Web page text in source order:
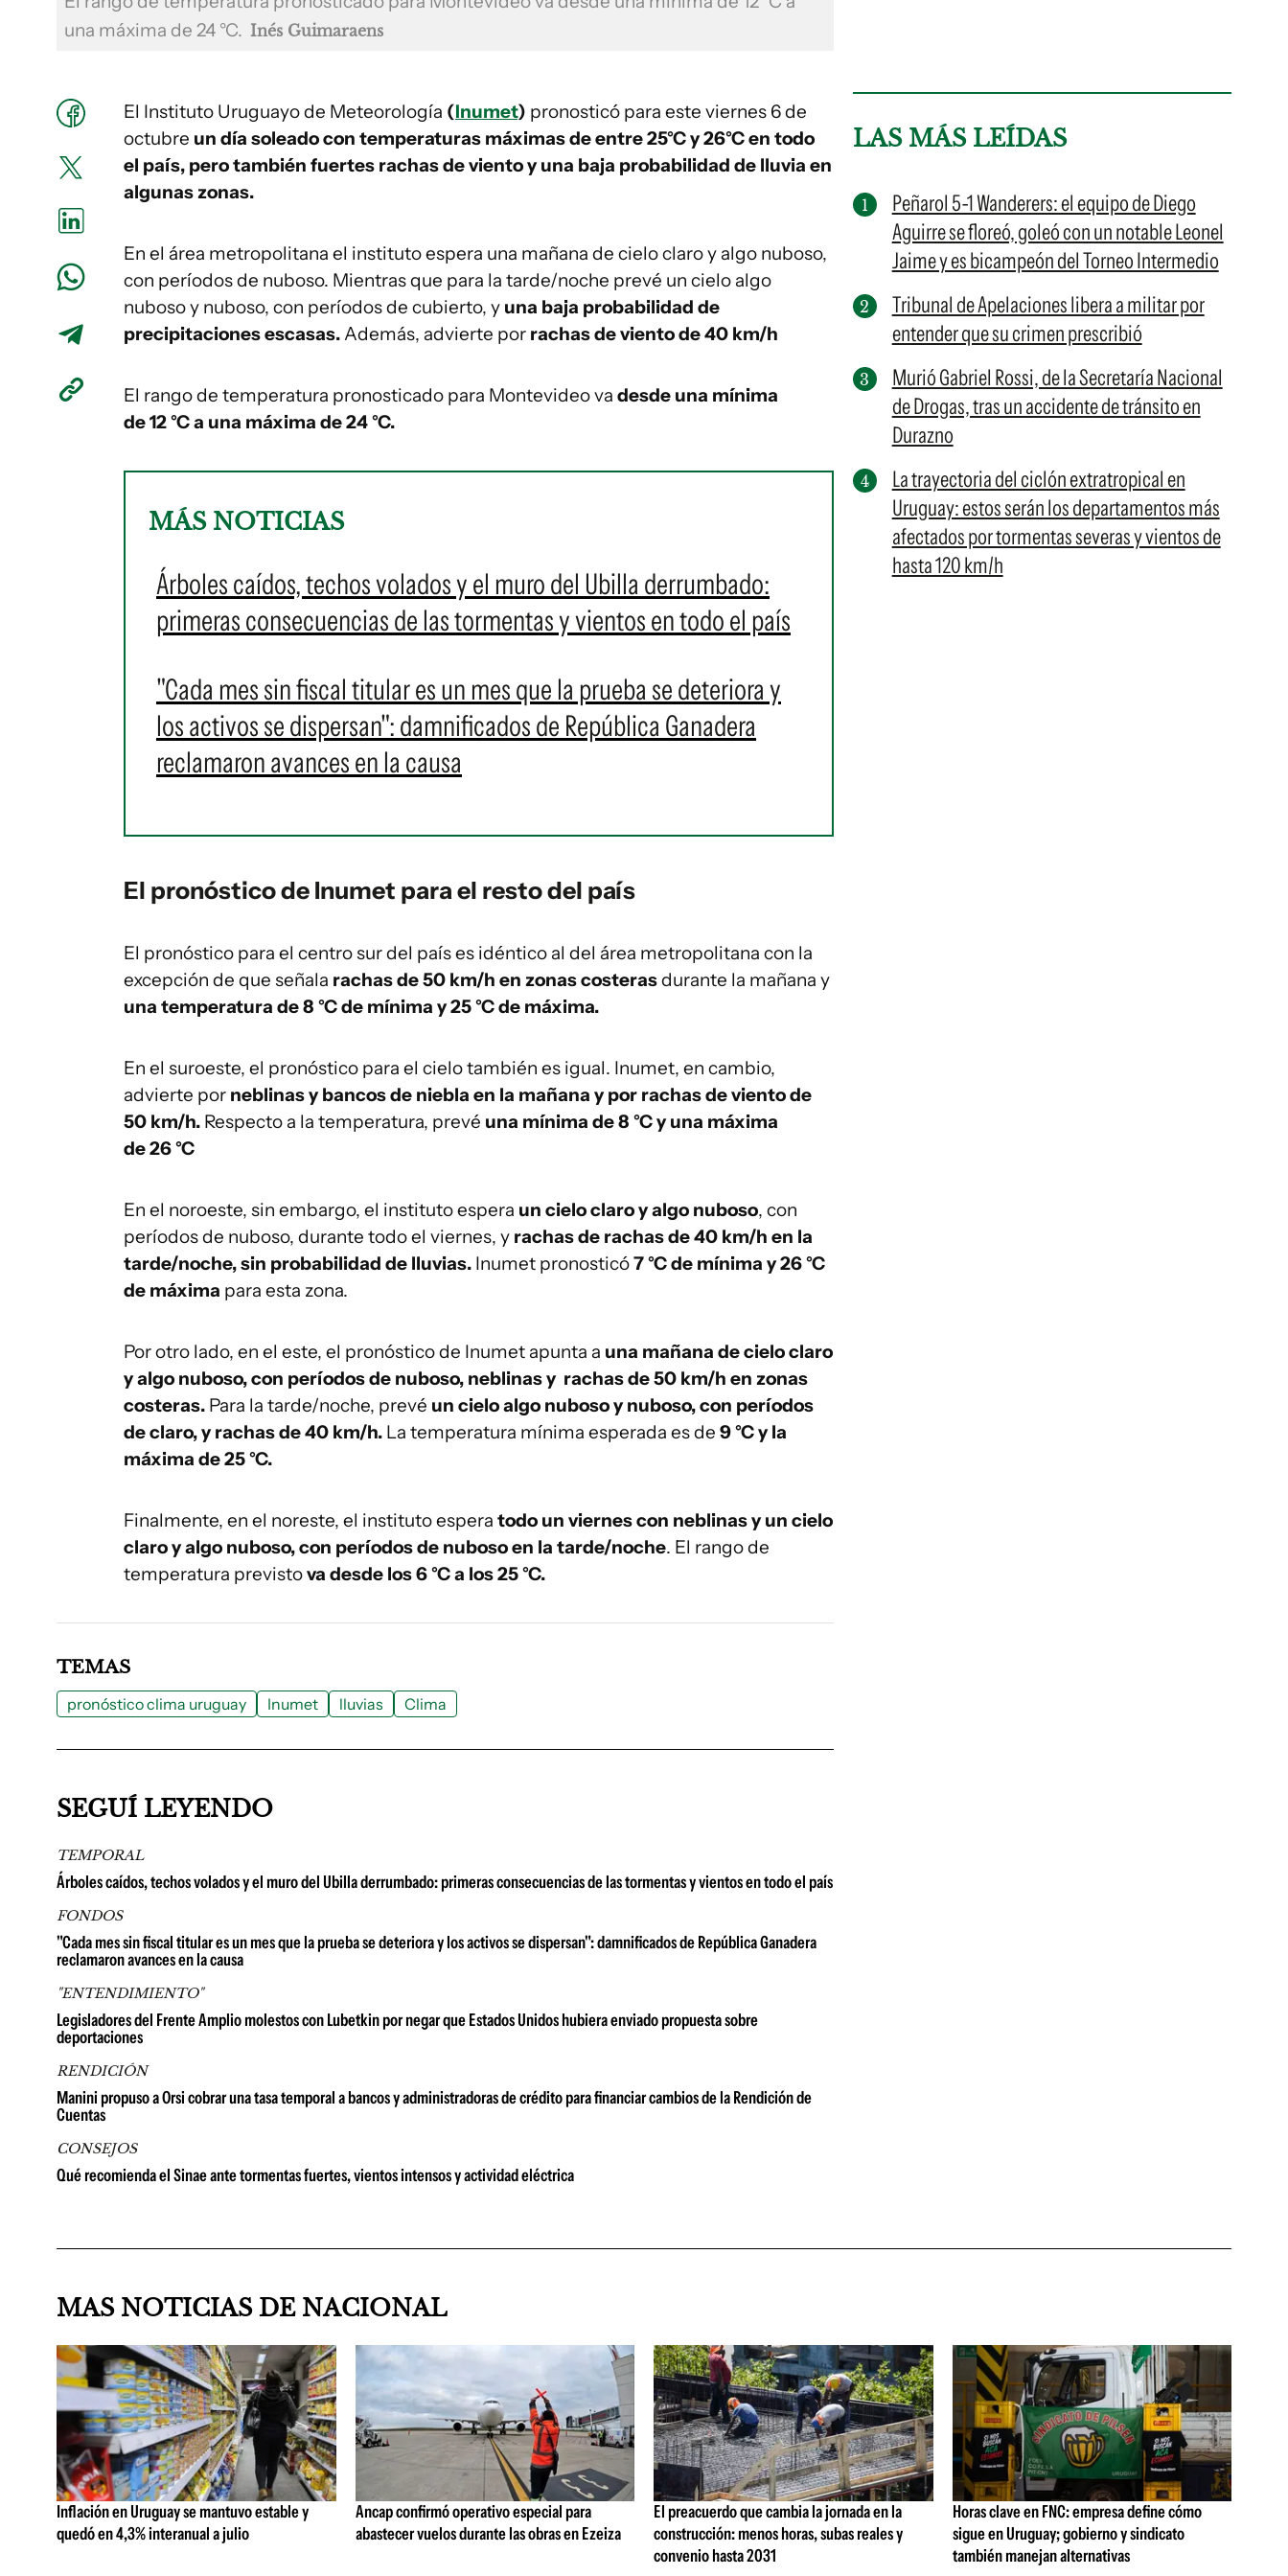
una máxima de 24 °C. Inés Guimaraens
El Instituto Uruguayo de Meteorología (Inumet) pronosticó para este viernes 6 de
octubre un día soleado con temperaturas máximas de entre 25°C y 26°C en todo
el país, pero también fuertes rachas de viento y una baja probabilidad de lluvia en
algunas zonas.
En el área metropolitana el instituto espera una mañana de cielo claro y algo nuboso,
con períodos de nuboso. Mientras que para la tarde/noche prevé un cielo algo
nuboso y nuboso, con períodos de cubierto, y una baja probabilidad de
precipitaciones escasas.Además, advierte por rachas de viento de 40 km/h
El rango de temperatura pronosticado para Montevideo va desde una mínima
de 12 °C a una máxima de 24 °C.
MÁS NOTICIAS
Árboles caídos, techos volados y el muro del Ubilla derrumbado:
primeras consecuencias de las tormentas y vientos en todo el país
"Cada mes sin fiscal titular es un mes que la prueba se deteriora y
los activos se dispersan": damnificados de República Ganadera
reclamaron avances en la causa
El pronóstico de Inumet para el resto del país
El pronóstico para el centro sur del país es idéntico al del área metropolitana con la
excepción de que señala rachas de 50 km/h en zonas costerasdurante la mañana y
una temperatura de8 °C de mínima y 25 °C de máxima.
En el suroeste, el pronóstico para el cielo también es igual. Inumet, en cambio,
advierte por neblinas y bancos de niebla en la mañana y por rachas de viento de
50 km/h. Respecto a la temperatura, prevé una mínima de8 °C y una máxima
de 26 °C
En el noroeste, sin embargo, el instituto espera un cielo claro y algo nuboso, con
períodos de nuboso, durante todo el viernes, y rachas de rachas de 40 km/h en la
tarde/noche, sin probabilidad de lluvias. Inumet pronosticó7 °C de mínima y 26 °C
de máxima para esta zona.
Por otro lado, en el este, el pronóstico de Inumet apunta a una mañana de cielo claro
y algo nuboso, con períodos de nuboso, neblinas y rachas de 50 km/h en zonas
costeras. Para la tarde/noche, prevé un cielo algo nuboso y nuboso, con períodos
de claro, y rachas de 40 km/h. La temperatura mínima esperada es de 9 °C y la
máxima de 25 °C.
Finalmente, en el noreste, el instituto espera todo un viernes con neblinas y un cielo
claro y algo nuboso, con períodos de nuboso en la tarde/noche. El rango de
temperatura previstova desde los 6 °C a los 25 °C.
LAS MÁS LEÍDAS
Peñarol 5-1 Wanderers: el equipo de Diego
Aguirre se floreó, goleó con un notable Leonel
Jaime y es bicampeón del Torneo Intermedio
Tribunal de Apelaciones libera a militar por
entender que su crimen prescribió
Murió Gabriel Rossi, de la Secretaría Nacional
de Drogas, tras un accidente de tránsito en
Durazno
La trayectoria del ciclón extratropical en
Uruguay: estos serán los departamentos más
afectados por tormentas severas y vientos de
hasta 120 km/h
TEMAS
pronóstico clima uruguay Inumet lluvias Clima
SEGUÍ LEYENDO
TEMPORAL
Árboles caídos, techos volados y el muro del Ubilla derrumbado: primeras consecuencias de las tormentas y vientos en todo el país
FONDOS
"Cada mes sin fiscal titular es un mes que la prueba se deteriora y los activos se dispersan": damnificados de República Ganadera
reclamaron avances en la causa
"ENTENDIMIENTO"
Legisladores del Frente Amplio molestos con Lubetkin por negar que Estados Unidos hubiera enviado propuesta sobre
deportaciones
RENDICIÓN
Manini propuso a Orsi cobrar una tasa temporal a bancos y administradoras de crédito para financiar cambios de la Rendición de
Cuentas
CONSEJOS
Qué recomienda el Sinae ante tormentas fuertes, vientos intensos y actividad eléctrica
MAS NOTICIAS DE NACIONAL
Inflación en Uruguay se mantuvo estable y
quedó en 4,3% interanual a julio
Ancap confirmó operativo especial para
abastecer vuelos durante las obras en Ezeiza
El preacuerdo que cambia la jornada en la
construcción: menos horas, subas reales y
convenio hasta 2031
Horas clave en FNC: empresa define cómo
sigue en Uruguay; gobierno y sindicato
también manejan alternativas